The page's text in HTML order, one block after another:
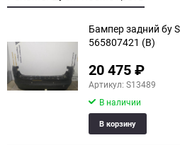
Бампер задний бу
565807421 (В)
20 475₽
Артикул: S13489
В наличии
В корзину